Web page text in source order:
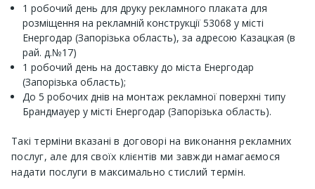
1 робочий день для друку рекламного плаката для
розміщення на рекламній конструкції 53068 у місті
Енергодар (Запорізька область), за адресою Казацкая (в
рай. д.№17)
1 робочий день на доставку до міста Енергодар
(Запорізька область);
До 5 робочих днів на монтаж рекламної поверхні типу
Брандмауер у місті Енергодар (Запорізька область).
Такі терміни вказані в договорі на виконання рекламних
послуг, але для своїх клієнтів ми завжди намагаємося
надати послуги в максимально стислий термін.